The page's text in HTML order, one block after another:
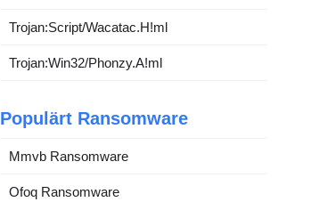
Trojan:Script/Wacatac.H!ml
Trojan:Win32/Phonzy.A!ml
Populärt Ransomware
Mmvb Ransomware
Ofoq Ransomware